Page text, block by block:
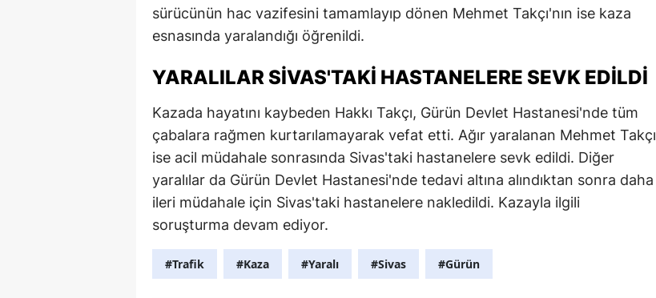
sürücünün hac vazifesini tamamlayıp dönen Mehmet Takçı'nın ise kaza
esnasında yaralandığı öğrenildi.
YARALILAR SIVAS'TAKI HASTANELERE SEVK EDILDI
Kazada hayatını kaybeden Hakkı Takçı, Gürün Devlet Hastanesi'nde tüm
çabalara rağmen kurtarılamayarak vefat etti. Ağır yaralanan Mehmet Takçı
ise acil müdahale sonrasında Sivas'taki hastanelere sevk edildi. Diğer
yaralılar da Gürün Devlet Hastanesi'nde tedavi altına alındıktan sonra daha
ileri müdahale için Sivas'taki hastanelere nakledildi. Kazayla ilgili
soruşturma devam ediyor.
#Trafik #Kaza #Yaralı #Sivas #Gürün